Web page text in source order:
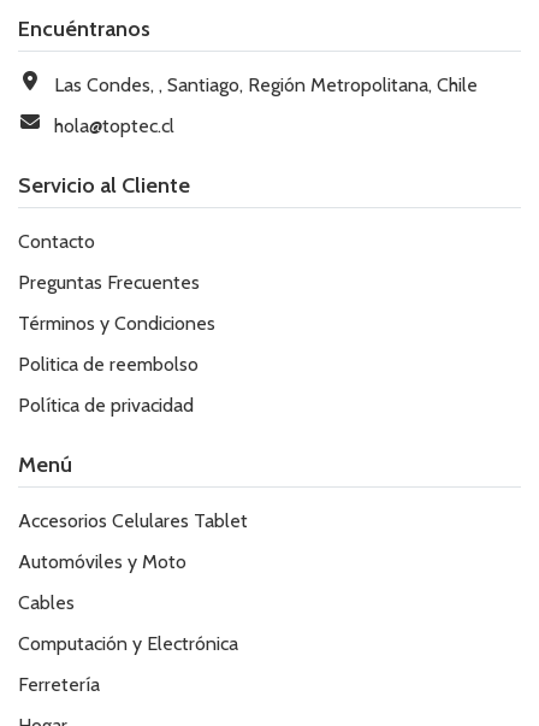
Encuéntranos
Las Condes, , Santiago, Región Metropolitana, Chile
hola@toptec.cl
Servicio al Cliente
Contacto
Preguntas Frecuentes
Términos y Condiciones
Politica de reembolso
Política de privacidad
Menú
Accesorios Celulares Tablet
Automóviles y Moto
Cables
Computación y Electrónica
Ferretería